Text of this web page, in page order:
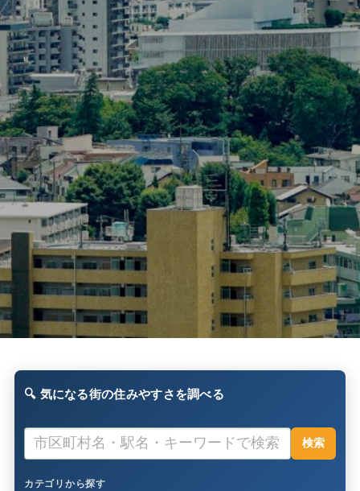
気になる街の住みやすさを調べる
検索
カテゴリから探す